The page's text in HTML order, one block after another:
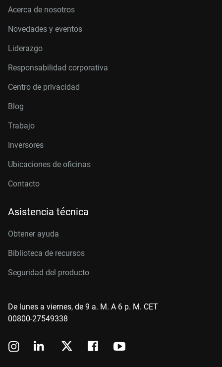
Acerca de nosotros
Novedades y eventos
Liderazgo
Responsabilidad corporativa
Centro de privacidad
Blog
Trabajo
Inversores
Ubicaciones de oficinas
Contacto
Asistencia técnica
Obtener ayuda
Biblioteca de recursos
Seguridad del producto
De lunes a viernes, de 9 a. M. A 6 p. M. CET
00800-27549338